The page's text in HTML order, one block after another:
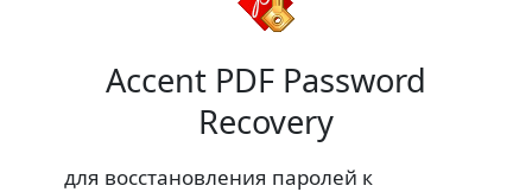
Accent PDF Password
Recovery
для восстановления паролей к